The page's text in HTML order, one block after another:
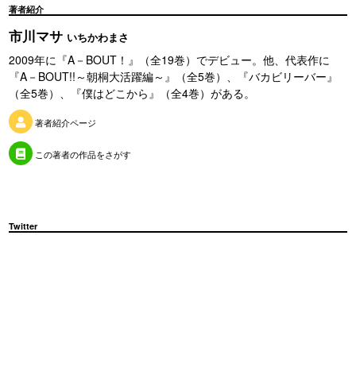
著者紹介
市川マサ いちかわまさ
2009年に『A－BOUT！』（全19巻）でデビュー。他、代表作に
『A－BOUT!!～朝桐大活躍編～』（全5巻）、『バカビリーバー』
（全5巻）、『僕はどこから』（全4巻）がある。
著者紹介ページ
この著者の作品をさがす
Twitter